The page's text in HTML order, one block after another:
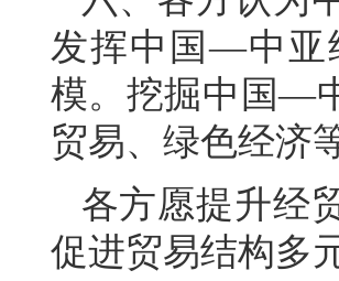
发挥中国—中亚
模。挖掘中国—
贸易、绿色经济
各方愿提升经
促进贸易结构多